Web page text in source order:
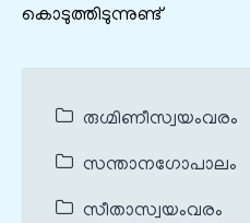
കൊടുത്തിടുന്നുണ്ട്
രുഗ്മിണീസ്വയംവരം
സന്താനഗോപാലം
സീതാസ്വയംവരം